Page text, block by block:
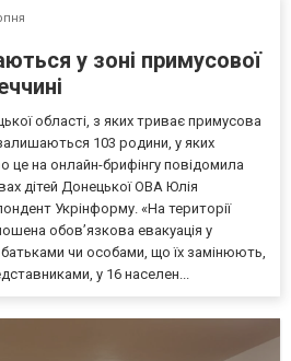
у зоні примусової
області, з яких триває примусова
залишаються 103 родини, у яких
це на онлайн-брифінгу повідомила
дітей Донецької ОВА Юлія
Укрінформу. «На території
обов’язкова евакуація у
чи особами, що їх замінюють,
у 16 населен...